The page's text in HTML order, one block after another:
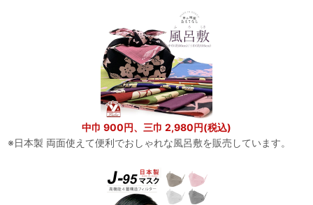
中巾 900円、三巾 2,980円(税込)
※日本製 両面使えて便利でおしゃれな風呂敷を販売しています。